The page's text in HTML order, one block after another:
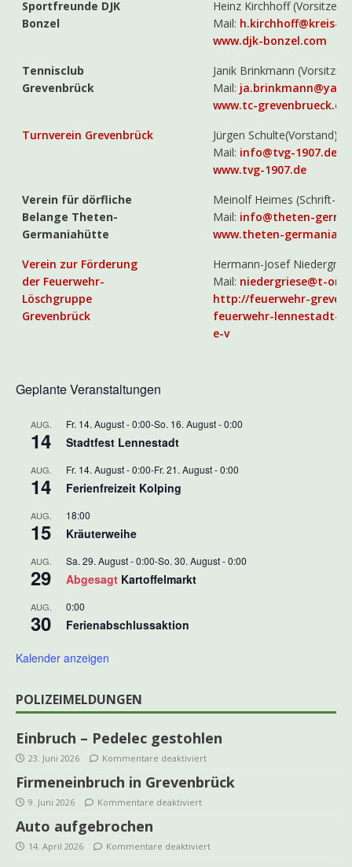
Sportfreunde DJK
Bonzel
Heinz Kirchhoff
Mail: h.kirchhoff@kreis-
www.djk-bonzel.com
Tennisclub
Grevenbrück
Janik Brinkmann
Mail:
www.tc-grevenbrueck.de
Turnverein Grevenbrück
Jürgen Schulte(Vorstand)
Mail: info@tvg-1907.de
www.tvg-1907.de
Verein für dörfliche
Belange Theten-
Germaniahütte
Meinolf Heimes (Schrift-
Mail: info@theten-
www.theten-
Verein zur Förderung
der Feuerwehr-
Löschgruppe
Grevenbrück
Hermann-Josef
Mail: niedergriese@t-
http://feuerwehr-
feuerwehr-lennestadt-
e-v
Geplante Veranstaltungen
AUG.
14
Fr. 14. August - 0:00-So. 16. August - 0:00
Stadtfest Lennestadt
AUG.
14
Fr. 14. August - 0:00-Fr. 21. August - 0:00
Ferienfreizeit Kolping
AUG.
15
18:00
Kräuterweihe
AUG.
29
Sa. 29. August - 0:00-So. 30. August - 0:00
Abgesagt Kartoffelmarkt
AUG.
30
0:00
Ferienabschlussaktion
Kalender anzeigen
POLIZEIMELDUNGEN
Einbruch – Pedelec gestohlen
23. Juni 2026 Kommentare deaktiviert
Firmeneinbruch in Grevenbrück
9. Juni 2026 Kommentare deaktiviert
Auto aufgebrochen
14. April 2026 Kommentare deaktiviert